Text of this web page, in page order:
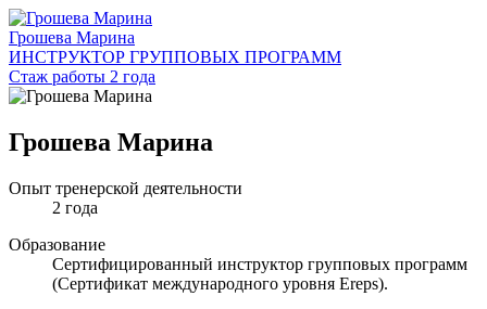
Грошева Марина
ИНСТРУКТОР ГРУППОВЫХ ПРОГРАММ
Стаж работы 2 года
Грошева Марина
Опыт тренерской деятельности
2 года
Образование
Сертифицированный инструктор групповых программ
(Сертификат международного уровня Ereps).